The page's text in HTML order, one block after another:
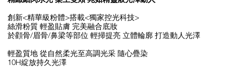
創新<精華級粉體>搭載<獨家控光科技>
絲滑粉質 輕盈貼膚 完美融合底妝
於顴骨/眉骨/鼻梁等部位 輕掃提亮 立體輪廓 打造動人光澤
輕盈質地 從自然柔光至高調光采 隨心疊染
10H綻放持久光澤